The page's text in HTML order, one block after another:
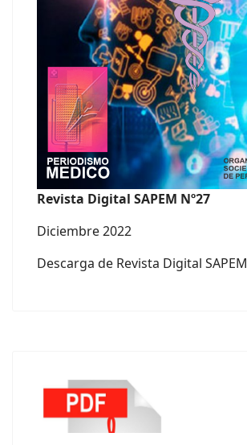
Revista Digital SAPEM Nº27
Diciembre 2022
Descarga de Revista Digital SAPEM